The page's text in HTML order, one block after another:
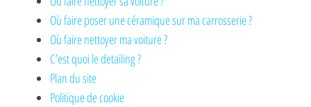
Où faire poser une céramique sur ma carrosserie ?
Où faire nettoyer ma voiture ?
C’est quoi le detailing ?
Plan du site
Politique de cookie